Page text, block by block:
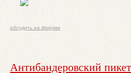
обсудить на форуме
Антибандеровский